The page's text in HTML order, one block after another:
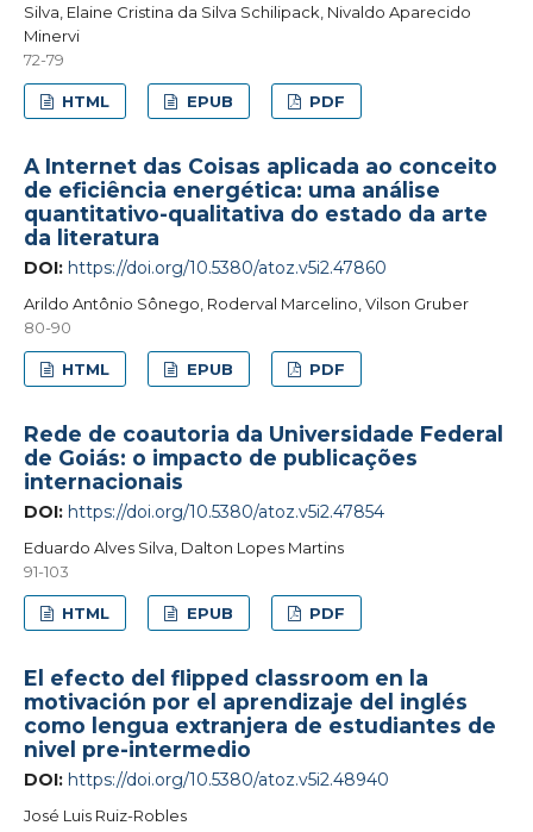
Silva, Elaine Cristina da Silva Schilipack, Nivaldo Aparecido
Minervi
72-79
HTML EPUB PDF
A Internet das Coisas aplicada ao conceito
de eficiência energética: uma análise
quantitativo-qualitativa do estado da arte
da literatura
DOI: https://doi.org/10.5380/atoz.v5i2.47860
Arildo Antônio Sônego, Roderval Marcelino, Vilson Gruber
80-90
HTML EPUB PDF
Rede de coautoria da Universidade Federal
de Goiás: o impacto de publicações
internacionais
DOI: https://doi.org/10.5380/atoz.v5i2.47854
Eduardo Alves Silva, Dalton Lopes Martins
91-103
HTML EPUB PDF
El efecto del flipped classroom en la
motivación por el aprendizaje del inglés
como lengua extranjera de estudiantes de
nivel pre-intermedio
DOI: https://doi.org/10.5380/atoz.v5i2.48940
José Luis Ruiz-Robles